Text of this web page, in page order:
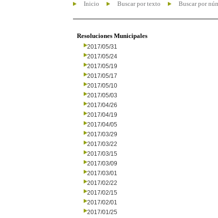
Inicio Buscar por texto Buscar por
Resoluciones Municipales
2017/05/31
2017/05/24
2017/05/19
2017/05/17
2017/05/10
2017/05/03
2017/04/26
2017/04/19
2017/04/05
2017/03/29
2017/03/22
2017/03/15
2017/03/09
2017/03/01
2017/02/22
2017/02/15
2017/02/01
2017/01/25